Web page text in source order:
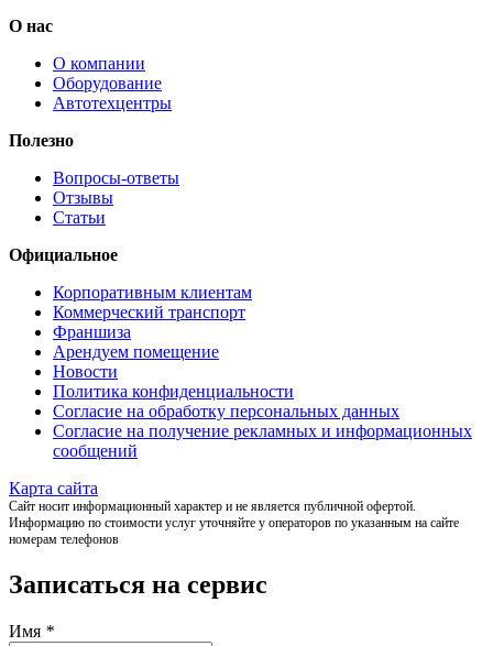
О нас
О компании
Оборудование
Автотехцентры
Полезно
Вопросы-ответы
Отзывы
Статьи
Официальное
Корпоративным клиентам
Коммерческий транспорт
Франшиза
Арендуем помещение
Новости
Политика конфиденциальности
Согласие на обработку персональных данных
Согласие на получение рекламных и информационных
сообщений
Карта сайта
Сайт носит информационный характер и не является публичной офертой.
Информацию по стоимости услуг уточняйте у операторов по указанным на сайте
номерам телефонов
Записаться на сервис
Имя *